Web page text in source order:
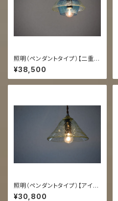
照明（ペンダントタイプ）【二重
うす泡/スカイ】
¥38,500
照明（ペンダントタイプ）【アイス
カット うすオリーブ】
¥30,800